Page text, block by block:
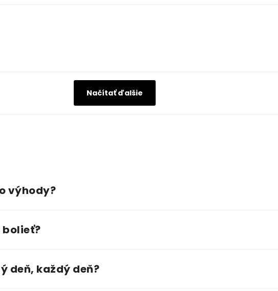
Načítať ďalšie
výhody?
bolieť?
deň, každý deň?